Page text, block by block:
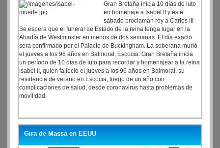
Gran Bretaña inicia 10 días de luto
en homenaje a Isabel II y este
sábado proclaman rey a Carlos III
Se espera que el funeral de Estado de la reina tenga lugar en la
Abadía de Westminster en menos de dos semanas. El día exacto
será confirmado por el Palacio de Buckingham. La soberana murió
el jueves a los 96 años en Balmoral, Escocia. Gran Bretaña inicia
un período de 10 días de luto para recordar y homenajear a la reina
Isabel II, quien falleció el jueves a los 96 años en Balmoral, su
residencia de verano en Escocia, luego de un año con
complicaciones de salud, desde coronavirus hasta problemas de
movilidad.
Gira de Massa en EEUU